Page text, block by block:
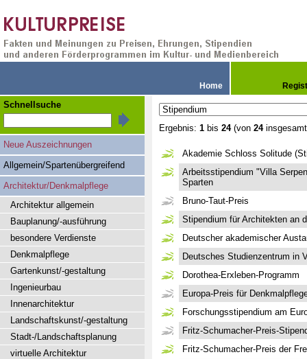
Home
Ergebnis: 1 bis 24(von 24
Akademie Schloss Solitude
Arbeitsstipendium "Villa
Sparten
Bruno-Taut-Preis
Stipendium für Architekten an
Deutscher akademischer
Deutsches Studienzentrum in
Dorothea-Erxleben-Programm
Europa-Preis für
Forschungsstipendium am
Fritz-Schumacher-Preis-
Fritz-Schumacher-Preis der
Schnellsuche
Neue Auszeichnungen
Allgemein/Spartenübergreifend
Architektur/Denkmalpflege
Architektur allgemein
Bauplanung/-ausführung
besondere Verdienste
Denkmalpflege
Gartenkunst/-gestaltung
Ingenieurbau
Innenarchitektur
Landschaftskunst/-gestaltung
Stadt-/Landschaftsplanung
virtuelle Architektur